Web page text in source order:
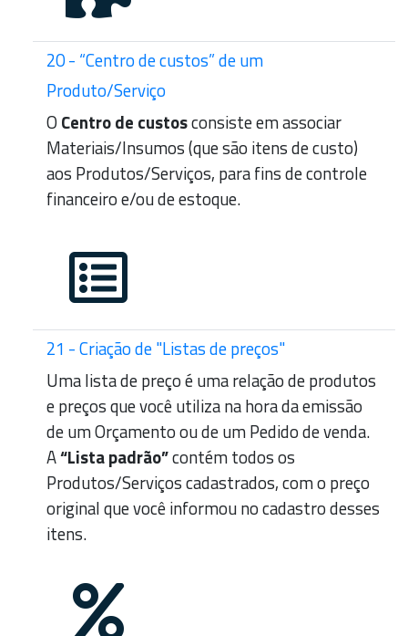
20 - “Centro de custos” de um
Produto/Serviço
OCentro de custosconsiste em associar
Materiais/Insumos (que são itens de custo)
aos Produtos/Serviços, para fins de controle
financeiro e/ou de estoque.
21 - Criação de "Listas de preços"
Uma lista de preço é uma relação de produtos
e preços que você utiliza na hora da emissão
de um Orçamento ou de um Pedido de venda.
A“Lista padrão”contém todos os
Produtos/Serviços cadastrados, com o preço
original que você informou no cadastro desses
itens.